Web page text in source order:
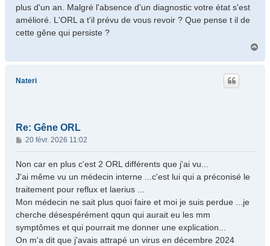
g
e
plus d'un an. Malgré l'absence d'un diagnostic votre état s'est
amélioré. L'ORL a t'il prévu de vous revoir ? Que pense t il de
cette gêne qui persiste ?
Nateri
Re: Gêne ORL
M
e
s
g
e
20 févr. 2026 11:02
Non car en plus c'est 2 ORL différents que j'ai vu...
J'ai même vu un médecin interne ...c'est lui qui a préconisé le
traitement pour reflux et laerius ...
Mon médecin ne sait plus quoi faire et moi je suis perdue ...je
cherche désespérément qqun qui aurait eu les mm
symptômes et qui pourrait me donner une explication...
On m'a dit que j'avais attrapé un virus en décembre 2024